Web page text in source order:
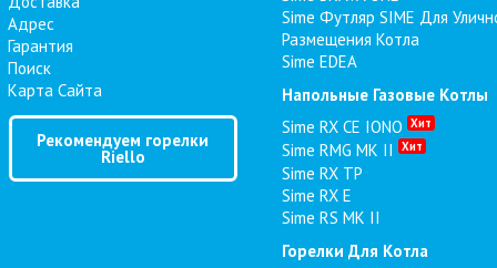
Адрес
Гарантия
Поиск
Карта Сайта
Рекомендуем горелки
Riello
Sime Футляр SIME Для
Размещения Котла
Sime EDEA
Напольные Газовые Котлы
Sime RX CE IONO Хит
Sime RMG MK II Хит
Sime RX TP
Sime RX E
Sime RS MK II
Горелки Для Котла